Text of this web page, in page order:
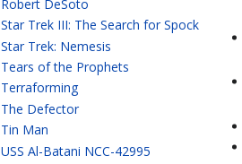
Robert DeSoto
Star Trek III: The Search for Spock
Star Trek: Nemesis
Tears of the Prophets
Terraforming
The Defector
Tin Man
USS Al-Batani NCC-42995